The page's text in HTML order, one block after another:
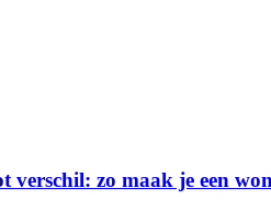
verschil: zo maak je een